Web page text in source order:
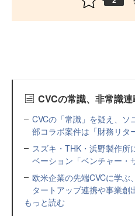
CVCの常識、非常識
CVCの「常識」を疑え、
部コラボ案件は「財務リタ
スズキ・THK・浜野製作所
ベーション「ベンチャー・
欧米企業の先端CVCに学
タートアップ連携や事業創
もっと読む